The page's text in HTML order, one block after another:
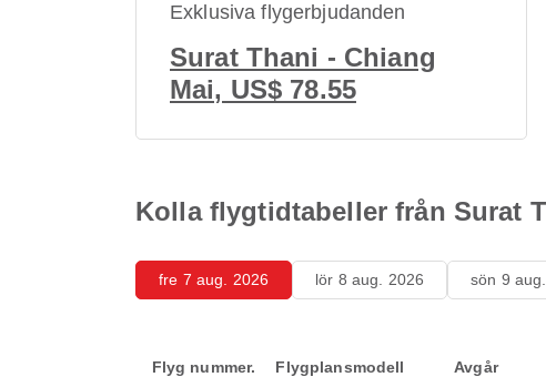
Exklusiva flygerbjudanden
Surat Thani - Chiang
Mai, US$ 78.55
Kolla flygtidtabeller från Surat
fre 7 aug. 2026 lör 8 aug. 2026 sön 9
Flyg nummer. Flygplansmodell Avgår